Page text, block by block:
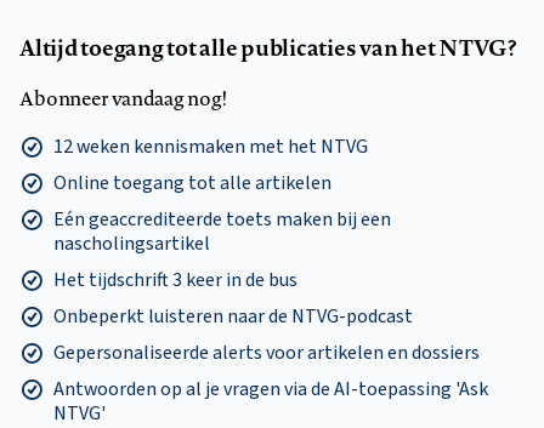
Altijd toegang tot alle publicaties van het NTVG?
Abonneer vandaag nog!
12 weken kennismaken met het NTVG
Online toegang tot alle artikelen
Eén geaccrediteerde toets maken bij een
nascholingsartikel
Het tijdschrift 3 keer in de bus
Onbeperkt luisteren naar de NTVG-podcast
Gepersonaliseerde alerts voor artikelen en dossiers
Antwoorden op al je vragen via de AI-toepassing 'Ask
NTVG'